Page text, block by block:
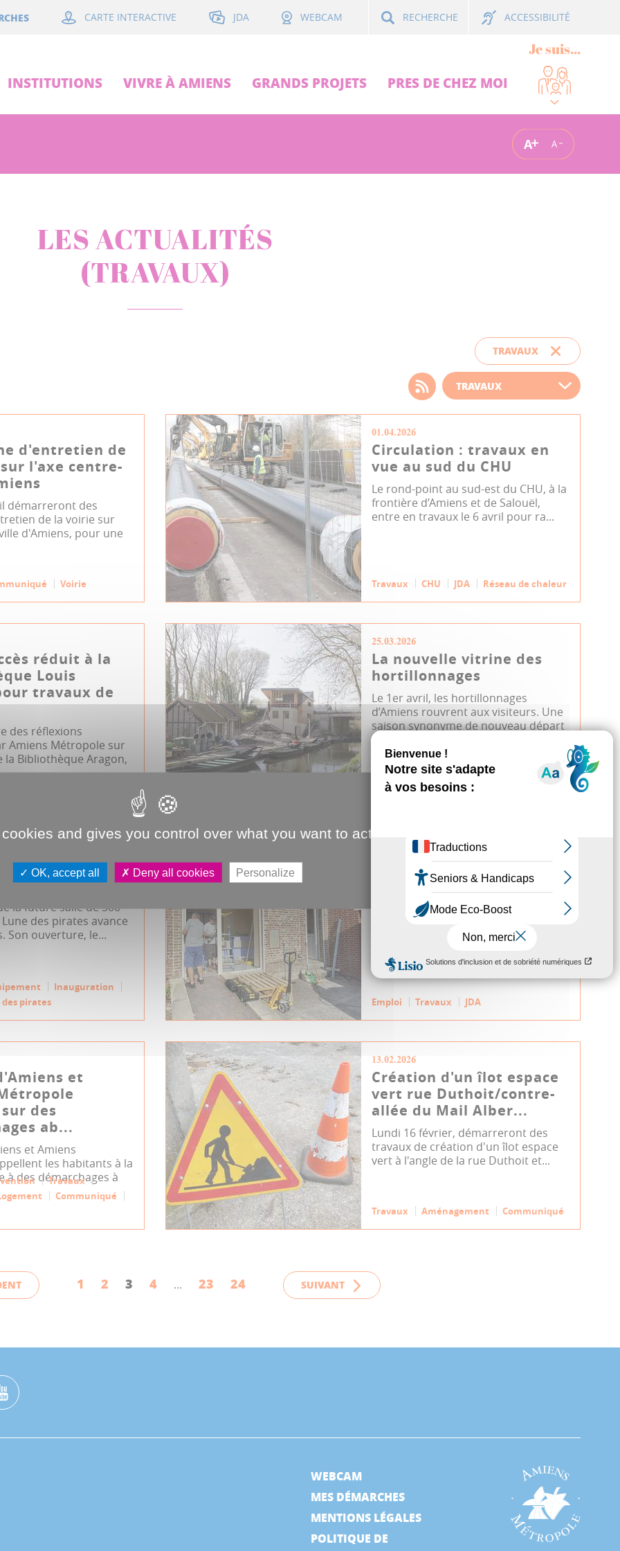
CARTE INTERACTIVE JDA WEBCAM RECHERCHE ACCESSIBILITÉ
INSTITUTIONS VIVRE À AMIENS GRANDS PROJETS PRES DE CHEZ MOI
Je suis...
A A
LES ACTUALITÉS
(TRAVAUX)
TRAVAUX
Choisissez votre filtre
d'actualité
d'entretien de
l'axe centre-
démarreront des
de la voirie sur
d'Amiens, pour une
Voirie
01.04.2026
Circulation : travaux en
vue au sud du CHU
Le rond-point au sud-est du CHU, à la
frontière d’Amiens et de Salouël,
entre en travaux le 6 avril pour ra...
Travaux CHU JDA Réseau de chaleur
réduit à la
Louis
travaux de
des réflexions
Amiens Métropole sur
la Bibliothèque Aragon,
25.03.2026
La nouvelle vitrine des
hortillonnages
Le 1er avril, les hortillonnages
d’Amiens rouvrent aux visiteurs. Une
saison synonyme de nouveau départ
po...
Tourisme Travaux
Hortillonnages
JDA
Patrimoine
Lune : décollage
mois
la future salle de 500
des pirates avance
Son ouverture, le...
Inauguration
des pirates
11.03.2026
Querrieu recherche son
boulanger
Commune de plus de 600 habitants,
Querrieu est en quête d’un artisan
boulanger-pâtissier. La municipalité
Emploi Travaux JDA
et
des
ab...
et Amiens
les habitants à la
à des démarchages à
Travaux
Communiqué
13.02.2026
Création d'un îlot espace
vert rue Duthoit/contre-
allée du Mail Alber...
Lundi 16 février, démarreront des
travaux de création d'un îlot espace
vert à l'angle de la rue Duthoit et...
Travaux Aménagement Communiqué
1 2 3 4 ... 23 24 SUIVANT
WEBCAM
MES DÉMARCHES
MENTIONS LÉGALES
POLITIQUE DE
and gives you control over what you want to activate
OK, accept all Deny all cookies Personalize